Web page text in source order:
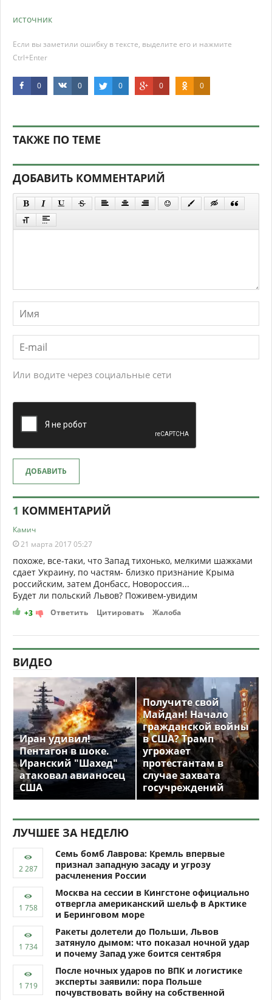
источник
Если вы заметили ошибку в тексте, выделите его и нажмите
Ctrl+Enter
0 0 0 0 0
ТАКЖЕ ПО ТЕМЕ
ДОБАВИТЬ КОММЕНТАРИЙ
Или водите через социальные сети
ДОБАВИТЬ
1 КОММЕНТАРИЙ
Камич
21 марта 2017 05:27
похоже, все-таки, что Запад тихонько, мелкими шажками
сдает Украину, по частям- близко признание Крыма
российским, затем Донбасс, Новороссия...
Будет ли польский Львов? Поживем-увидим
+3 Ответить Цитировать Жалоба
ВИДЕО
Иран удивил!
Пентагон в шоке.
Иранский "Шахед"
атаковал авианосец
США
Получите свой
Майдан! Начало
гражданской войны
в США? Трамп
угрожает
протестантам в
случае захвата
госучреждений
ЛУЧШЕЕ ЗА НЕДЕЛЮ
Семь бомб Лаврова: Кремль впервые
признал западную засаду и угрозу
расчленения России
Москва на сессии в Кингстоне официально
отвергла американский шельф в Арктике
и Беринговом море
Ракеты долетели до Польши, Львов
затянуло дымом: что показал ночной удар
и почему Запад уже боится сентября
После ночных ударов по ВПК и логистике
эксперты заявили: пора Польше
почувствовать войну на собственной